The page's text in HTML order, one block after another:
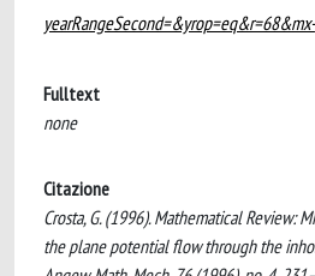
Fulltext
none
Citazione
Crosta, G. (1996). Mathematical Review:
the plane potential flow through the